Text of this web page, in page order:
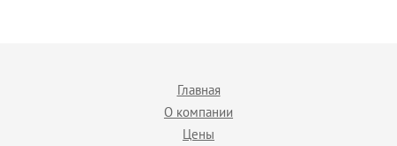
Главная
О компании
Цены